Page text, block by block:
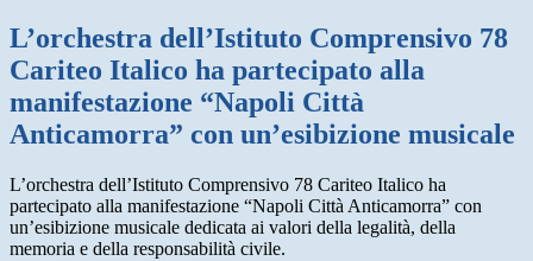
L’orchestra dell’Istituto Comprensivo 78
Cariteo Italico ha partecipato alla
manifestazione “Napoli Città
Anticamorra” con un’esibizione musicale
L’orchestra dell’Istituto Comprensivo 78 Cariteo Italico ha
partecipato alla manifestazione “Napoli Città Anticamorra” con
un’esibizione musicale dedicata ai valori della legalità, della
memoria e della responsabilità civile.